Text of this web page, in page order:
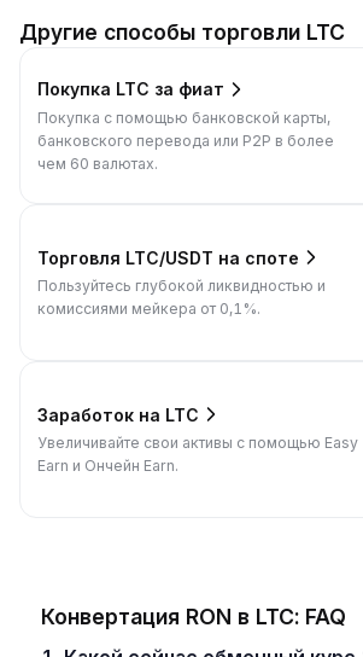
Другие способы торговли LTC
Покупка LTC за фиат
Покупка с помощью банковской карты,
банковского перевода или P2P в более
чем 60 валютах.
Торговля LTC/USDT на споте
Пользуйтесь глубокой ликвидностью и
комиссиями мейкера от 0,1%.
Заработок на LTC
Увеличивайте свои активы с помощью Easy
Earn и Ончейн Earn.
Конвертация RON в LTC: FAQ